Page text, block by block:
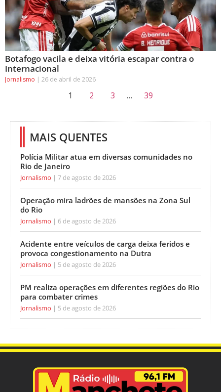
Botafogo vacila e deixa vitória escapar contra o
Internacional
Jornalismo 26 de abril de 2026
1 2 3 … 39
MAIS QUENTES
Polícia Militar atua em diversas comunidades no
Rio de Janeiro
Jornalismo 7 de agosto de 2026
Operação mira ladrões de mansões na Zona Sul
do Rio
Jornalismo 6 de agosto de 2026
Acidente entre veículos de carga deixa feridos e
provoca congestionamento na Dutra
Jornalismo 5 de agosto de 2026
PM realiza operações em diferentes regiões do Rio
para combater crimes
Jornalismo 5 de agosto de 2026